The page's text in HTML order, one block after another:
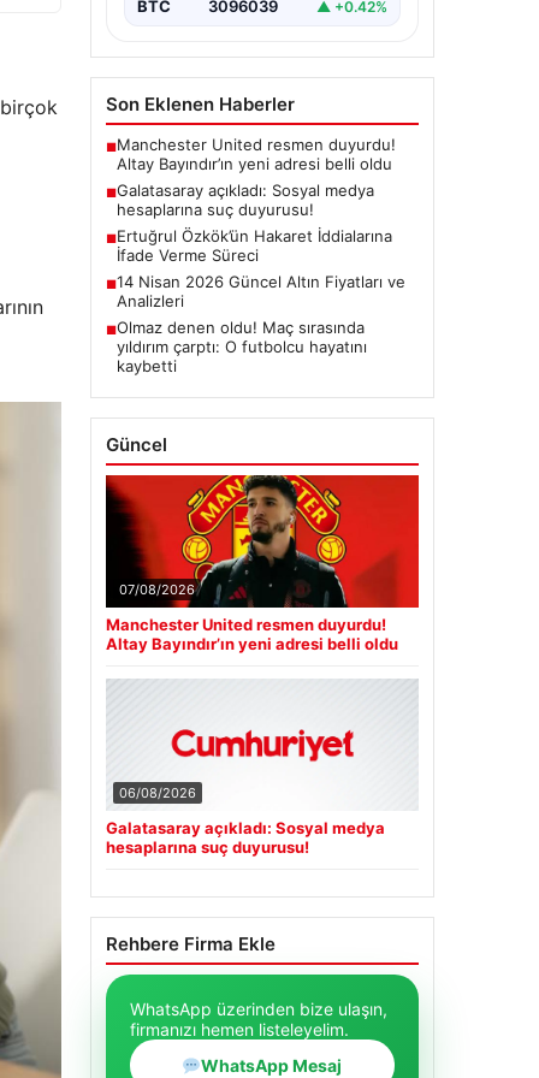
BTC 3096039 ▲ +0.42%
Son Eklenen Haberler
■Manchester United resmen duyurdu!
Altay Bayındır’ın yeni adresi belli oldu
■Galatasaray açıkladı: Sosyal medya
hesaplarına suç duyurusu!
■Ertuğrul Özkök’ün Hakaret İddialarına
İfade Verme Süreci
■14 Nisan 2026 Güncel Altın Fiyatları ve
Analizleri
■Olmaz denen oldu! Maç sırasında
yıldırım çarptı: O futbolcu hayatını
kaybetti
Güncel
07/08/2026
Manchester United resmen duyurdu!
Altay Bayındır’ın yeni adresi belli oldu
06/08/2026
Galatasaray açıkladı: Sosyal medya
hesaplarına suç duyurusu!
Rehbere Firma Ekle
WhatsApp üzerinden bize ulaşın,
firmanızı hemen listeleyelim.
WhatsApp Mesaj